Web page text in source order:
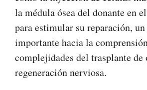
la médula ósea del donante en
para estimular su reparación, un
importante hacia la
complejidades del trasplante de
regeneración nerviosa.